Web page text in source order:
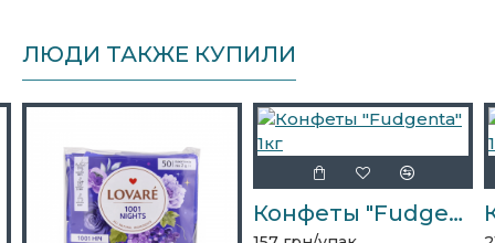
ЛЮДИ ТАКЖЕ КУПИЛИ
Конфеты "Fudgenta" 1кг